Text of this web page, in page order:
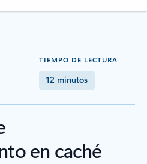
TIEMPO DE LECTURA
12 minutos
en caché